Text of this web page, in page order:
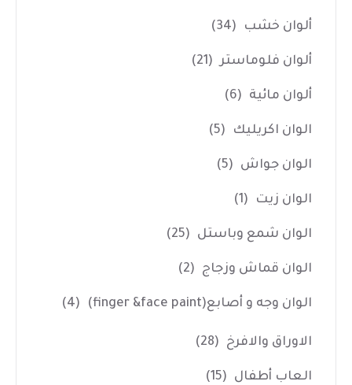
ألوان خشب (34)
ألوان فلوماستر (21)
ألوان مائية (6)
الوان اكريليك (5)
الوان جواش (5)
الوان زيت (1)
الوان شمع وباستل (25)
الوان قماش وزجاج (2)
الوان وجه و أصابع(finger &face paint) (4)
الاوراق والافرخ (28)
العاب أطفال (15)